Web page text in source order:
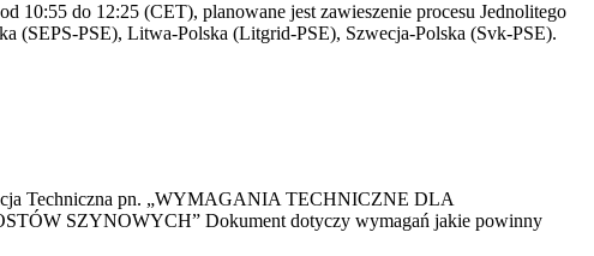
10:55 do 12:25 (CET), planowane jest zawieszenie procesu Jednolitego
(SEPS-PSE), Litwa-Polska (Litgrid-PSE), Szwecja-Polska (Svk-PSE).
Techniczna pn. „WYMAGANIA TECHNICZNE DLA
SZYNOWYCH” Dokument dotyczy wymagań jakie powinny